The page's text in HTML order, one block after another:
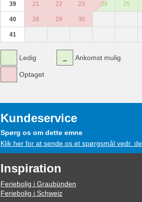
39 21 22 23 24 25
40 28 29 30
41
Ledig
Optaget
Ankomst mulig
Kundeservice
Spørg os om dette emne
Klik her for at sende os et spørgsmål vedr.
Inspiration
Feriebolig i Graubünden
Feriebolig i Schweiz